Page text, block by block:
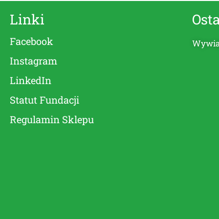
Linki
Facebook
Instagram
LinkedIn
Statut Fundacji
Regulamin Sklepu